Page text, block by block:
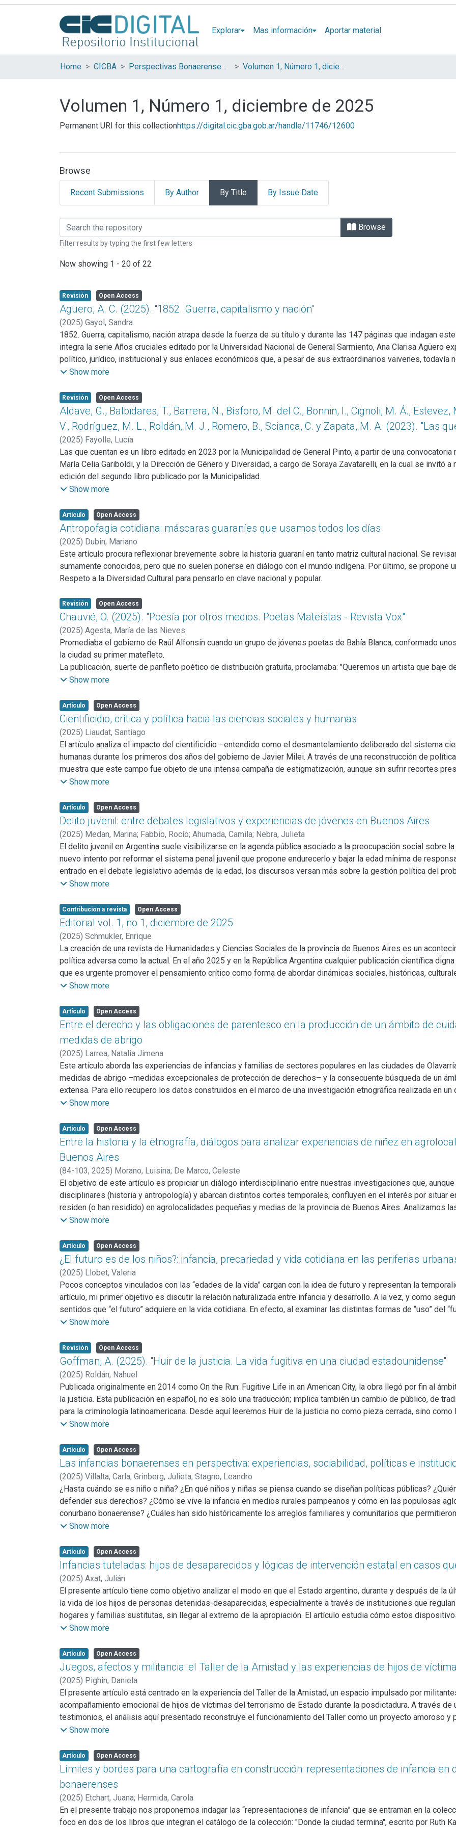
Explorar Mas información Aportar material
Home CICBA Perspectivas Bonaerenses. Revista de Humanidades y Ciencias Sociales de la Provincia de Buenos Aires Volumen 1, Número 1, diciembre de 2025
Volumen 1, Número 1, diciembre de 2025
Permanent URI for this collectionhttps://digital.cic.gba.gob.ar/handle/11746/12600
Browse
Recent Submissions By Author By Title By Issue Date
Browsing Volumen 1, Número 1, diciembre de 2025
Browse
Filter results by typing the first few letters
Now showing 1 - 20 of 22
Revisión Open Access
Agüero, A. C. (2025). ''1852. Guerra, capitalismo y nación''
(2025) Gayol, Sandra
1852. Guerra, capitalismo, nación atrapa desde la fuerza de su título y durante las 147 páginas que indagan
integra la serie Años cruciales editado por la Universidad Nacional de General Sarmiento, Ana Clarisa Agüero
político, jurídico, institucional y sus enlaces económicos que, a pesar de sus extraordinarios vaivenes, todavía
1852 es también bucear en las razones por las que este "año crucial” pudo estructurar narrativamente la
Show more
Revisión Open Access
Aldave, G., Balbidares, T., Barrera, N., Bísforo, M. del C., Bonnin, I., Cignoli, M. Á.,
V., Rodríguez, M. L., Roldán, M. J., Romero, B., Scianca, C. y Zapata, M. A. (2023). "Las
(2025) Fayolle, Lucía
Las que cuentan es un libro editado en 2023 por la Municipalidad de General Pinto, a partir de una
María Celia Gariboldi, y la Dirección de Género y Diversidad, a cargo de Soraya Zavatarelli, en la cual se invitó
edición del segundo libro publicado por la Municipalidad.
El objetivo era potenciar la escritura realizada por mujeres que deseaban comenzar a escribir, o dar visibilidad
reconozcan con derecho a formar parte de la literatura: un libro de quince mujeres inéditas se alojaría en cada
artista Delfina Tula podía ser mostrado a hijxs y nietxs con el orgullo de nombrarse "escritora”; un premio
Municipalidad podría exponerse en cada casa para que lo vean las visitas.
Show more
Artículo Open Access
Antropofagia cotidiana: máscaras guaraníes que usamos todos los días
(2025) Dubin, Mariano
Este artículo procura reflexionar brevemente sobre la historia guaraní en tanto matriz cultural nacional. Se
sumamente conocidos, pero que no suelen ponerse en diálogo con el mundo indígena. Por último, se propone
Respeto a la Diversidad Cultural para pensarlo en clave nacional y popular.
Revisión Open Access
Chauvié, O. (2025). "Poesía por otros medios. Poetas Mateístas - Revista Vox"
(2025) Agesta, María de las Nieves
Promediaba el gobierno de Raúl Alfonsín cuando un grupo de jóvenes poetas de Bahía Blanca, conformado
la ciudad su primer matefleto.
La publicación, suerte de panfleto poético de distribución gratuita, proclamaba: "Queremos un artista que baje
siente en la vereda a cantar tangos con la musa. Queremos un hombre que se comunique con otros hombres
el programa de acción que, en sintonía con las orientaciones del campo artístico latinoamericano, articularía
proyectos locales durante los años siguientes. Concepción comunicativa del arte, disolución de las fronteras
barreras intergenéricas, experimentación formal, desjerarquización de los modos de producción artística,
soportes, integración al espacio urbano y trabajo colectivo eran los términos de una fórmula que procuraba
comunitario en un contexto de recuperación democrática y, después, de paulatina consolidación del modelo
Son, precisamente, estas experiencias y sus fundamentos los que pretende recuperar Omar Chauvié en
Show more
Artículo Open Access
Cientificidio, crítica y política hacia las ciencias sociales y humanas
(2025) Liaudat, Santiago
El artículo analiza el impacto del cientificidio –entendido como el desmantelamiento deliberado del sistema
humanas durante los primeros dos años del gobierno de Javier Milei. A través de una reconstrucción de
muestra que este campo fue objeto de una intensa campaña de estigmatización, aunque sin sufrir recortes
otras áreas. Se sostiene que las ciencias sociales y humanas fueron utilizadas como "muñecos de paja” para
debilidades internas del campo. Desde una perspectiva propositiva, se plantea una política científica orientada
estas disciplinas en programas interdisciplinarios y federales, que avance en rigurosidad metodológica y
una reforma cultural del campo académico, basada en la calidad, la autocrítica y la contribución efectiva de las
subdesarrollo y la dependencia.
Show more
Artículo Open Access
Delito juvenil: entre debates legislativos y experiencias de jóvenes en Buenos Aires
(2025) Medan, Marina; Fabbio, Rocío; Ahumada, Camila; Nebra, Julieta
El delito juvenil en Argentina suele visibilizarse en la agenda pública asociado a la preocupación social sobre
nuevo intento por reformar el sistema penal juvenil que propone endurecerlo y bajar la edad mínima de
entrado en el debate legislativo además de la edad, los discursos versan más sobre la gestión política del
incrementando posiciones reduccionistas y estereotipadas. El supuesto de que el delito juvenil es un
espaciotemporales, así como su trama de espacios, relaciones y expectativas. El artículo recoge
delito para interpretar datos actuales. A la vez, en línea con debates internacionales recientes, otorga
comprensión del problema. Se analiza el debate legislativo nacional de 2024, y testimonios de agentes
jóvenes que cometen o cometieron delitos en Buenos Aires. Finalmente, se discuten las implicaciones
Show more
Contribucion a revista Open Access
Editorial vol. 1, no 1, diciembre de 2025
(2025) Schmukler, Enrique
La creación de una revista de Humanidades y Ciencias Sociales de la provincia de Buenos Aires es un
política adversa como la actual. En el año 2025 y en la República Argentina cualquier publicación científica
que es urgente promover el pensamiento crítico como forma de abordar dinámicas sociales, históricas,
Perspectivas Bonaerenses. Revista de Humanidades y Ciencias Sociales de la provincia de Buenos Aires nace
concretos de la provincia, a los que intenta dar respuesta mediante la publicación de trabajos de calidad,
bonaerense. En este sentido, uno de sus objetivos consiste en articular la labor de los investigadores que
de universidades nacionales con asiento en nuestra provincia, así como en los centros propios y asociados
Show more
Artículo Open Access
Entre el derecho y las obligaciones de parentesco en la producción de un ámbito de
medidas de abrigo
(2025) Larrea, Natalia Jimena
Este artículo aborda las experiencias de infancias y familias de sectores populares en las ciudades de
medidas de abrigo –medidas excepcionales de protección de derechos– y la consecuente búsqueda de un
extensa. Para ello recupero los datos construidos en el marco de una investigación etnográfica realizada en
así como con madres y familiares de niños, niñas y adolescentes sobre los que se han implementado dichas
restringiendo la permanencia de niños y niñas en su ámbito familiar de origen.
Show more
Artículo Open Access
Entre la historia y la etnografía, diálogos para analizar experiencias de niñez en
Buenos Aires
(84-103, 2025) Morano, Luisina; De Marco, Celeste
El objetivo de este artículo es propiciar un diálogo interdisciplinario entre nuestras investigaciones que,
disciplinares (historia y antropología) y abarcan distintos cortes temporales, confluyen en el interés por situar
residen (o han residido) en agrolocalidades pequeñas y medias de la provincia de Buenos Aires. Analizamos
poniendo de relieve el modo en que niñxs de distintas localidades bonaerenses vivenciaron diversas formas
a sesgos adultistas y metropolitanos, permite producir un conocimiento histórico y antropológico que revela la
acontecieron/acontecen en los pueblos bonaerenses. Al mismo tiempo, nuestro enfoque contribuye a
gentrificación y la última dictadura militar, para prestar atención a territorios, experiencias y agencias
usuales sobre estos procesos.
Show more
Artículo Open Access
¿El futuro es de los niños?: infancia, precariedad y vida cotidiana en las periferias
(2025) Llobet, Valeria
Pocos conceptos vinculados con las “edades de la vida” cargan con la idea de futuro y representan la
artículo, mi primer objetivo es discutir la relación naturalizada entre infancia y desarrollo. A la vez, y como
sentidos que “el futuro” adquiere en la vida cotidiana. En efecto, al examinar las distintas formas de “uso” del
un lado la ausencia de un sentido unívoco a nivel teórico y, a la vez, una suerte de naturalización cotidiana de
Por ello, en lugar de reproducir lógicas desarrollistas centradas en el "proyecto de vida", en este artículo me
de sectores populares construyen y negocian “futuridades” propias a través del duelo, los cuidados
Show more
Revisión Open Access
Goffman, A. (2025). ''Huir de la justicia. La vida fugitiva en una ciudad estadounidense''
(2025) Roldán, Nahuel
Publicada originalmente en 2014 como On the Run: Fugitive Life in an American City, la obra llegó por fin al
la justicia. Esta publicación en español, no es solo una traducción; implica también un cambio de público, de
para la criminología latinoamericana. Desde aquí leeremos Huir de la justicia no como pieza cerrada, sino
problemas empíricos y metodológicos, que habilita alianzas raras y enciende polémicas duraderas.
arresto, causas abiertas y un continuo régimen de vigilancia. La tesis es directa y, a la vez, difícil de sostener
el auge del encarcelamiento y de las prácticas policiales ha configurado un nuevo orden de vida –un tejido de
que convierte espacios y vínculos en potenciales trampas. El hospital, la escuela, el trabajo, la pareja, la
captura. En ese giro, Huir de la justicia extiende un argumento ya insinuado por investigaciones sobre el
detalle microscópico de las biografías.
Show more
Artículo Open Access
Las infancias bonaerenses en perspectiva: experiencias, sociabilidad, políticas e
(2025) Villalta, Carla; Grinberg, Julieta; Stagno, Leandro
¿Hasta cuándo se es niño o niña? ¿En qué niños y niñas se piensa cuando se diseñan políticas públicas?
defender sus derechos? ¿Cómo se vive la infancia en medios rurales pampeanos y cómo en las populosas
conurbano bonaerense? ¿Cuáles han sido históricamente los arreglos familiares y comunitarios que
los más pequeños? ¿De qué manera las dimensiones culturales, sociales y económicas informan la
modelado determinadas y cambiantes ideas de niño o niña, han forjado identidades y reificado lugares
participaron en la estabilización de determinadas ideas sobre la niñez? ¿De qué modo sus necesidades se
miradas paternalistas, jerárquicas y clasistas? ¿Qué dispositivos jurídico-burocráticos los han convertido en
"víctimas” o bien en potenciales "victimarios”? ¿Cómo los propios niños, niñas y adolescentes tensionan,
hegemónicas que se ciernen sobre ellos, sobre sus derechos y sus voces? Retomar estos interrogantes,
investigaciones desarrolladas desde las ciencias sociales y las humanidades en los últimos años, permite
sola, ya que no es homogénea, universal ni ahistórica, y por lo tanto no es posible pensar en una única y
sentidos se transforman según los diversos contextos sociales, momentos históricos y proyectos políticos
Show more
Artículo Open Access
Infancias tuteladas: hijos de desaparecidos y lógicas de intervención estatal en casos
(2025) Axat, Julián
El presente artículo tiene como objetivo analizar el modo en que el Estado argentino, durante y después de la
la vida de los hijos de personas detenidas-desaparecidas, especialmente a través de instituciones que
hogares y familias sustitutas, sin llegar al extremo de la apropiación. El artículo estudia cómo estos
lógica de control, ocultamiento y despolitización. A través de casos emblemáticos y documentos judiciales, se
Show more
Artículo Open Access
Juegos, afectos y militancia: el Taller de la Amistad y las experiencias de hijos de
(2025) Pighin, Daniela
El presente artículo está centrado en la experiencia del Taller de la Amistad, un espacio impulsado por
acompañamiento emocional de hijos de víctimas del terrorismo de Estado durante la posdictadura. A través de
testimonios, el análisis aquí presentado reconstruye el funcionamiento del Taller como un proyecto amoroso y
infancias represaliadas. A su vez, el trabajo recorre las experiencias de los niños como sujetos activos que
sujetos sociales e históricos que tejieron lazos emocionales, identitarios y políticos a partir de esta experiencia.
Show more
Artículo Open Access
Límites y bordes para una cartografía en construcción: representaciones de infancia en
bonaerenses
(2025) Etchart, Juana; Hermida, Carola
En el presente trabajo nos proponemos indagar las “representaciones de infancia” que se entraman en la
foco en dos de los libros que integran el catálogo de la colección: "Donde la ciudad termina", escrito por Ruth